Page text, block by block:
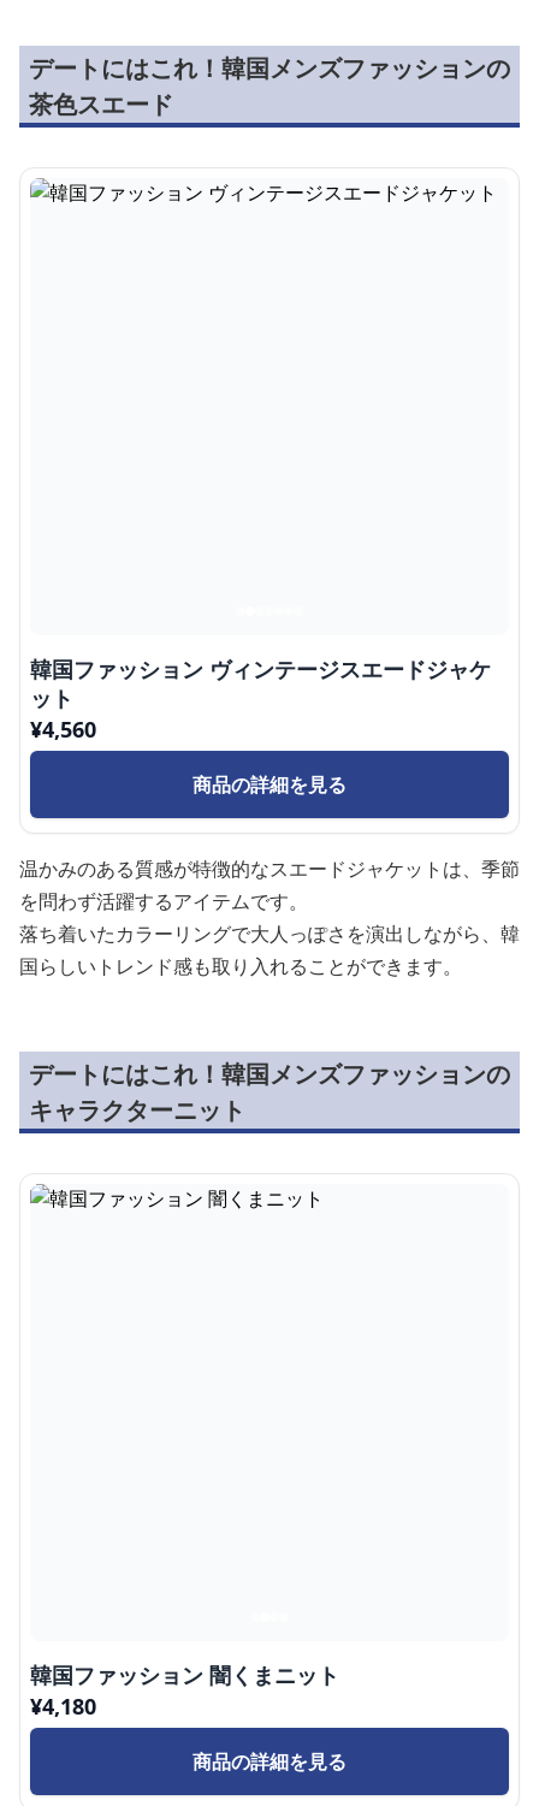
デートにはこれ！韓国メンズファッションの
茶色スエード
韓国ファッション ヴィンテージスエードジャケ
ット
¥4,560
商品の詳細を見る
温かみのある質感が特徴的なスエードジャケットは、季節
を問わず活躍するアイテムです。
落ち着いたカラーリングで大人っぽさを演出しながら、韓
国らしいトレンド感も取り入れることができます。
デートにはこれ！韓国メンズファッションの
キャラクターニット
韓国ファッション 闇くまニット
¥4,180
商品の詳細を見る